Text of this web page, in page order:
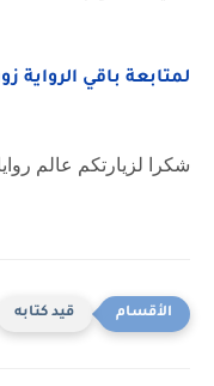
لمتابعة باقي الرواية
شكرا لزيارتكم عالم
قيد كتابه